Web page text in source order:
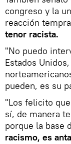
congreso y la
reacción
tenor racista.
"No puedo
Estados
pueden, es su
"Los felicito
sí, de manera
porque la base
racismo, es